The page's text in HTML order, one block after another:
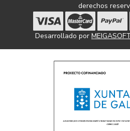
derechos
Desarrollado por MEIGASOFT